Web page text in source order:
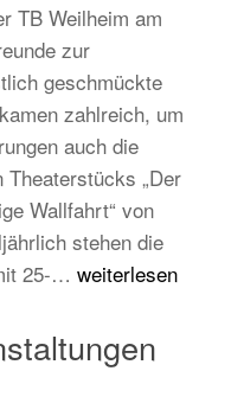
TB Weilheim am
zur
geschmückte
zahlreich, um
auch die
„Der
Wallfahrt“ von
stehen die
25-… Weihnachtsfeier
2025/2026
weiterlesen